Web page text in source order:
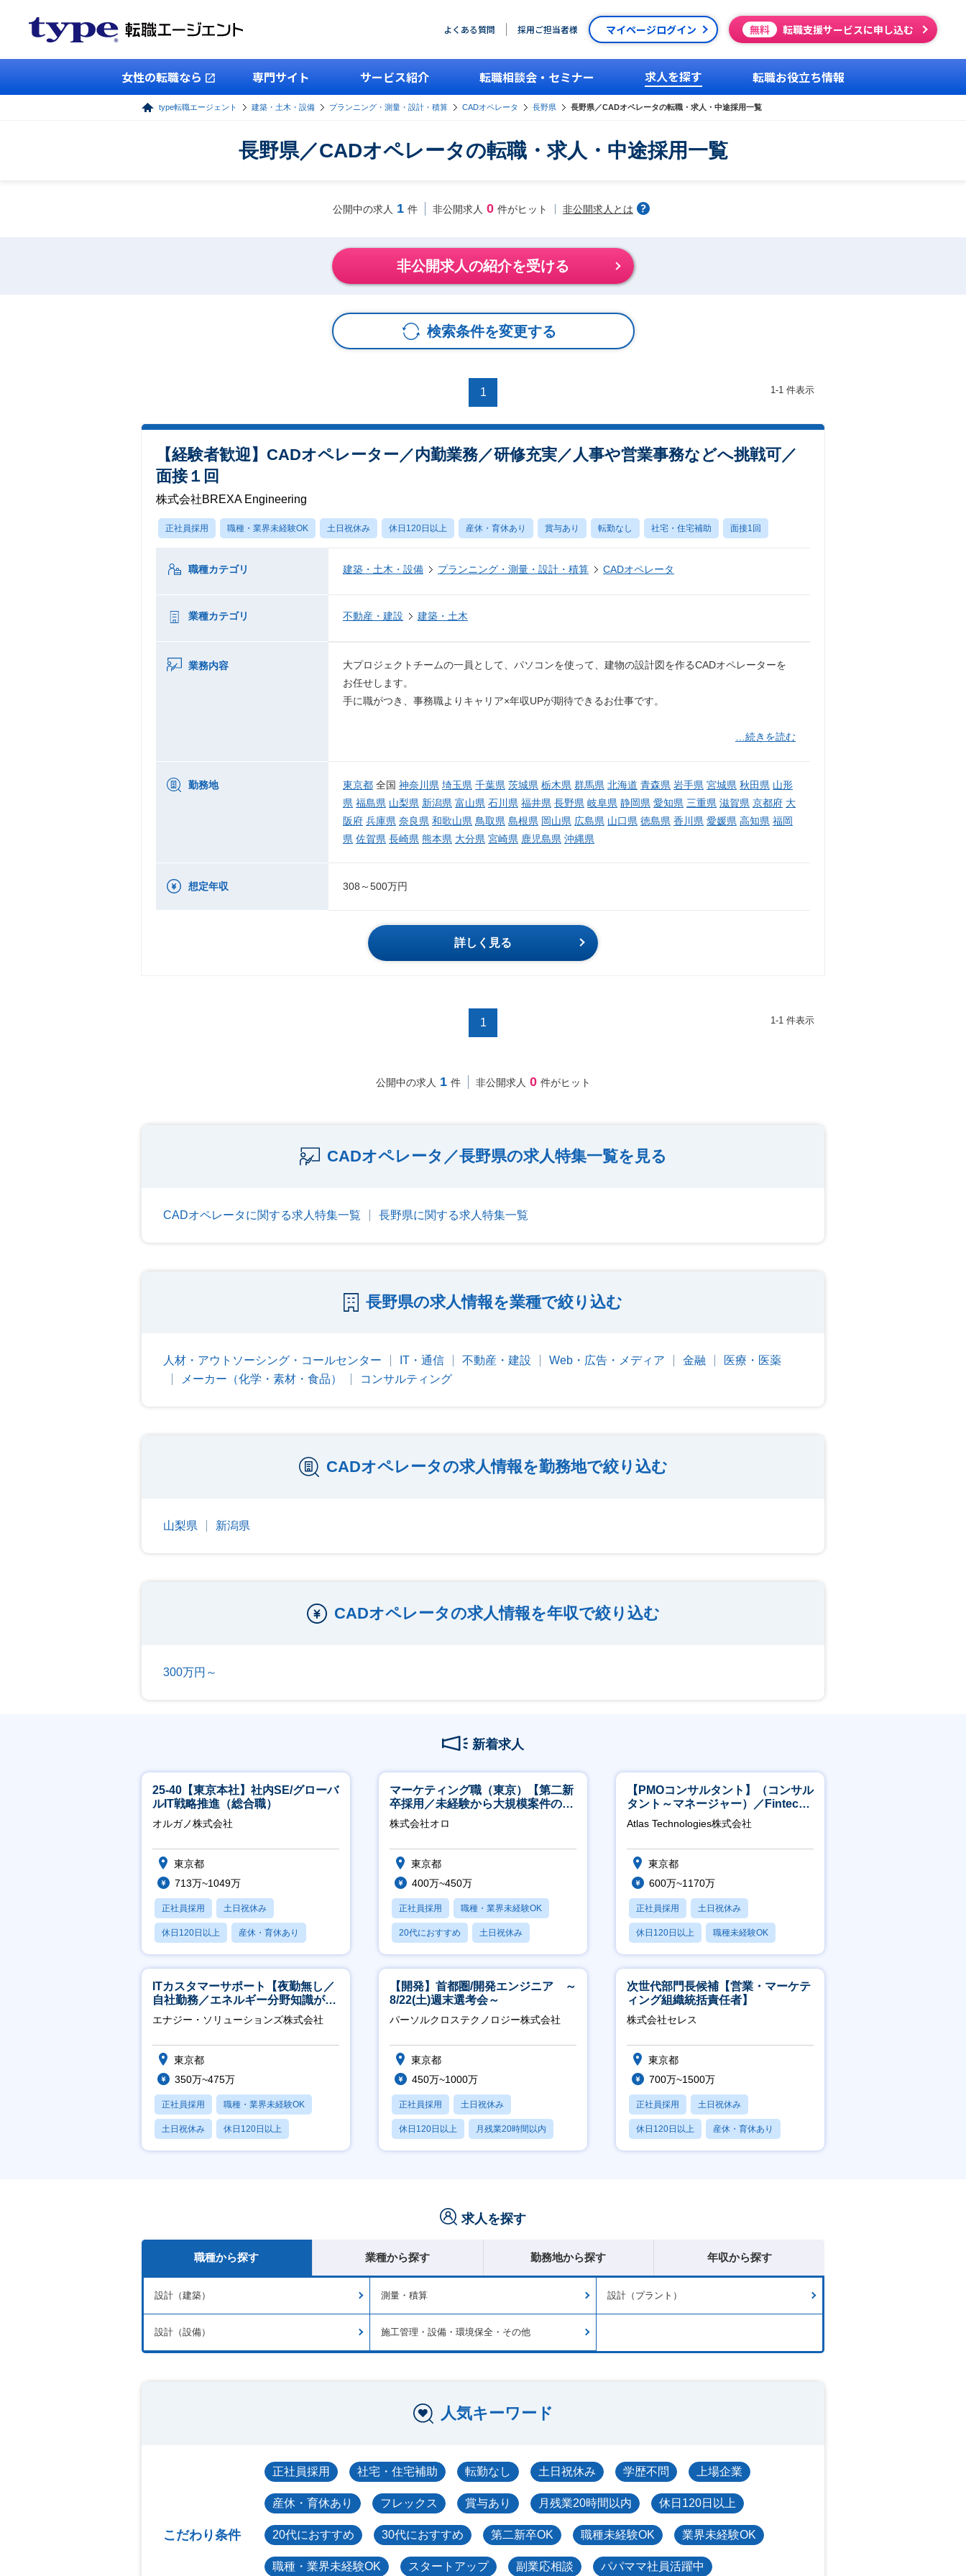
よくある質問 採用ご担当者様 マイページログイン 無料 転職支援サービスに申し込む
女性の転職なら 専門サイト サービス紹介 転職相談会・セミナー 求人を探す 転職お役立ち情報
type転職エージェント 建築・土木・設備 プランニング・測量・設計・積算 CADオペレータ 長野県 長野県／CADオペレータの転職・求人・中途採用一覧
長野県／CADオペレータの転職・求人・中途採用一覧
公開中の求人 1 件 非公開求人 0 件がヒット 非公開求人とは
非公開求人の紹介を受ける
検索条件を変更する
1 1-1 件表示
【経験者歓迎】CADオペレーター／内勤業務／研修充実／人事や営業事務などへ挑戦可／
面接１回
株式会社BREXA Engineering
正社員採用 職種・業界未経験OK 土日祝休み 休日120日以上 産休・育休あり 賞与あり 転勤なし 社宅・住宅補助 面接1回
職種カテゴリ 建築・土木・設備 プランニング・測量・設計・積算 CADオペレータ
業種カテゴリ 不動産・建設 建築・土木
業務内容
大プロジェクトチームの一員として、パソコンを使って、建物の設計図を作るCADオペレーターを
お任せします。
手に職がつき、事務職よりキャリア×年収UPが期待できるお仕事です。
…続きを読む
勤務地 東京都 全国 神奈川県 埼玉県 千葉県 茨城県 栃木県 群馬県 北海道 青森県 岩手県 宮城県 秋田県 山形
県 福島県 山梨県 新潟県 富山県 石川県 福井県 長野県 岐阜県 静岡県 愛知県 三重県 滋賀県 京都府 大
阪府 兵庫県 奈良県 和歌山県 鳥取県 島根県 岡山県 広島県 山口県 徳島県 香川県 愛媛県 高知県 福岡
県 佐賀県 長崎県 熊本県 大分県 宮崎県 鹿児島県 沖縄県
想定年収 308～500万円
詳しく見る
1 1-1 件表示
公開中の求人 1 件 非公開求人 0 件がヒット
CADオペレータ／長野県の求人特集一覧を見る
CADオペレータに関する求人特集一覧 長野県に関する求人特集一覧
長野県の求人情報を業種で絞り込む
人材・アウトソーシング・コールセンター IT・通信 不動産・建設 Web・広告・メディア 金融
医療・医薬
メーカー（化学・素材・食品）
コンサルティング
CADオペレータの求人情報を勤務地で絞り込む
山梨県 新潟県
CADオペレータの求人情報を年収で絞り込む
300万円～
新着求人
25-40【東京本社】社内SE/グローバ
ルIT戦略推進（総合職）
オルガノ株式会社
東京都
713万~1049万
正社員採用 土日祝休み
休日120日以上 産休・育休あり
月残業20時間以内
マーケティング職（東京）【第二新
卒採用／未経験から大規模案件のマ
ーケティングが経験できる／研修充
実】
株式会社オロ
東京都
400万~450万
正社員採用 職種・業界未経験OK
20代におすすめ 土日祝休み
休日120日以上
【PMOコンサルタント】（コンサル
タント～マネージャー）／Fintech
領域／設立5年弱で上場
Atlas Technologies株式会社
東京都
600万~1170万
正社員採用 土日祝休み
休日120日以上 職種未経験OK
産休・育休あり
ITカスタマーサポート【夜勤無し／
自社勤務／エネルギー分野知識が身
につきます】
エナジー・ソリューションズ株式会社
東京都
350万~475万
正社員採用 職種・業界未経験OK
土日祝休み 休日120日以上
産休・育休あり
【開発】首都圏/開発エンジニア ～
8/22(土)週末選考会～
パーソルクロステクノロジー株式会社
東京都
450万~1000万
正社員採用 土日祝休み
休日120日以上 月残業20時間以内
賞与あり
次世代部門長候補【営業・マーケテ
ィング組織統括責任者】
株式会社セレス
東京都
700万~1500万
正社員採用 土日祝休み
休日120日以上 産休・育休あり
賞与あり
求人を探す
職種から探す 業種から探す 勤務地から探す 年収から探す
設計（建築） 測量・積算 設計（プラント）
設計（設備） 施工管理・設備・環境保全・その他
人気キーワード
こだわり条件
正社員採用 社宅・住宅補助 転勤なし 土日祝休み 学歴不問 上場企業
産休・育休あり フレックス 賞与あり 月残業20時間以内 休日120日以上
20代におすすめ 30代におすすめ 第二新卒OK 職種未経験OK 業界未経験OK
職種・業界未経験OK スタートアップ 副業応相談 パパママ社員活躍中